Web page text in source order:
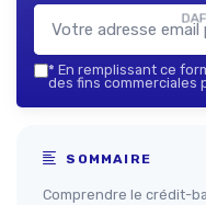
* En remplissant ce
des fins commerciales
SOMMAIRE
Comprendre le crédit-